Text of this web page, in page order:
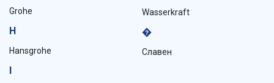
Grohe
H
Hansgrohe
I
Wasserkraft
�
Славен